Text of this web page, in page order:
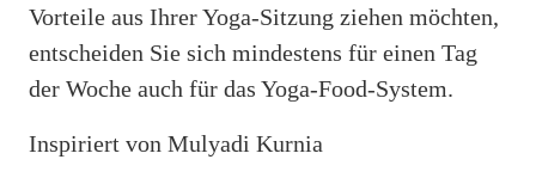
Vorteile aus Ihrer Yoga-Sitzung ziehen möchten,
entscheiden Sie sich mindestens für einen Tag
der Woche auch für das Yoga-Food-System.
Inspiriert von Mulyadi Kurnia